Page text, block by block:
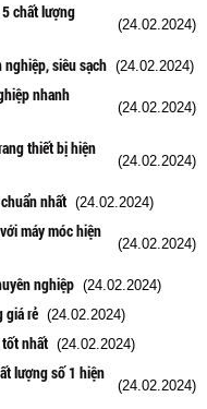
chất lượng
(24.02.2024)
nghiệp, siêu sạch (24.02.2024)
nhanh
(24.02.2024)
thiết bị hiện
(24.02.2024)
nhất (24.02.2024)
máy móc hiện
(24.02.2024)
nghiệp (24.02.2024)
giá rẻ (24.02.2024)
tốt nhất (24.02.2024)
lượng số 1 hiện
(24.02.2024)